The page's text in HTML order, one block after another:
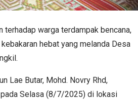
terhadap warga terdampak bencana,
hebat yang melanda Desa
Lae Butar, Mohd. Novry Rhd,
pada Selasa (8/7/2025) di lokasi